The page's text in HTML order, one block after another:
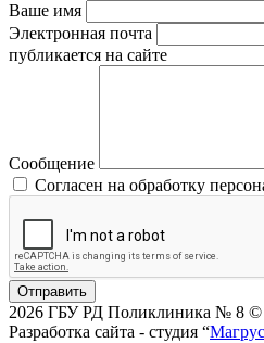
Ваше имя
Электронная почта
публикается на сайте
Сообщение
Согласен на обработку
Отправить
2026 ГБУ РД Поликлиника № 8 ©
Разработка сайта - студия “